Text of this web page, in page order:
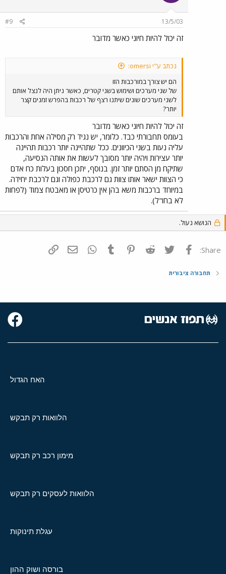
13/5/03
#9
זה יכול להיות חיוני כאשר מדובר
נכתב ע"י omersi:
הם יש צורך במורכבות הזו
של שני מערכים ושימוש בשני קטרים, כאשר ניתן היה לנצל אותם
לשני מערכים שונים שיתנו רצף של רכבות בהפרש זמנים קצר
יותר?
זה יכול להיות חיוני כאשר מדובר
בעומס תחבורתי כבד. כלומר, יש נגיד רק מסילה אחת והרכבות
עליה נעות בשני הכיוונים. ככל שתהיינה יותר רכבות תהיינה
יותר עצירות ויהיה יותר מסובך לעשות את אותה הנסיעה,
שתיקח מן הסתם יותר זמן. בנוסף, יתכן חסכון בעלות כח אדם
כי הצוות ישאר אותו צוות גם לרכבת כפולה וגם לרכבת יחידה.
במיוחד ברכבות משא בהן אין כרטיסן או מאבטח צמוד (לפחות
לא בחו"ל).
הנושא נעול.
Share: פייסבוק Twitter
Reddit
Pinterest
Tumblr
WhatsAppדואר אלקטרוני
תחבורה ציבורית
האח הגדול
הלוואות רק תבקש
מימון רכב רק תבקש
הלוואות לעסקים רק תבקש
עגלת תינוקות
בורסה ושוק ההון